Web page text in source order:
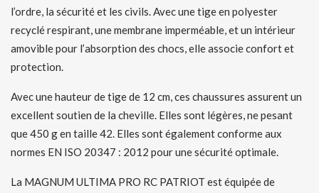
l’ordre, la sécurité et les civils. Avec une tige en polyester
recyclé respirant, une membrane imperméable, et un intérieur
amovible pour l’absorption des chocs, elle associe confort et
protection.
Avec une hauteur de tige de 12 cm, ces chaussures assurent un
excellent soutien de la cheville. Elles sont légères, ne pesant
que 450 g en taille 42. Elles sont également conforme aux
normes EN ISO 20347 : 2012 pour une sécurité optimale.
La MAGNUM ULTIMA PRO RC PATRIOT est équipée de